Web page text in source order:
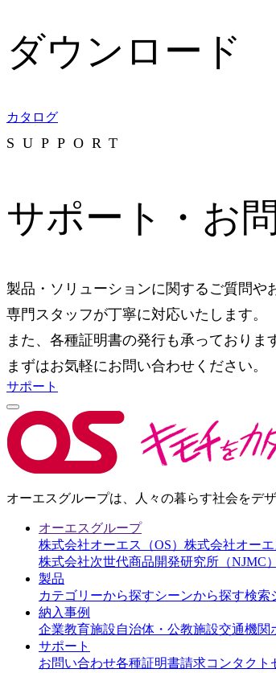
ダウンロード
カタログ
SUPPORT
サポート・お
製品・ソリューションに関するご質問や
専門スタッフが丁寧に対応いたします。
また、各種証明書の発行も承っておりま
まずはお気軽にお問い合わせください。
サポート
オーエスグループは、人々の暮らす社会をデ
オーエスグループ
株式会社オーエス（OS） 株式会社オーエ
株式会社次世代商品開発研究所（NJMC）
製品
カテゴリーから探すシーンから探す検索
納入事例
企業教育施設自治体・公教施設交通機関
サポート
お問い合わせ各種証明書請求コンタクト